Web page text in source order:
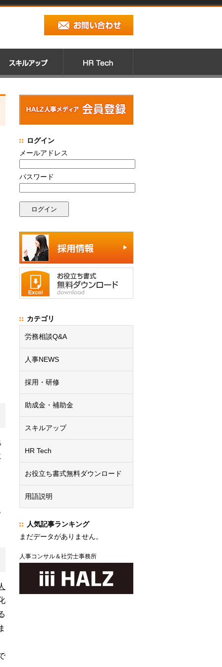
ログイン
メールアドレス
パスワード
カテゴリ
労務相談Q&A
人事NEWS
採用・研修
助成金・補助金
スキルアップ
HR Tech
お役立ち書式無料ダウンロード
用語説明
人気記事ランキング
まだデータがありません。
人事コンサル＆社労士事務所